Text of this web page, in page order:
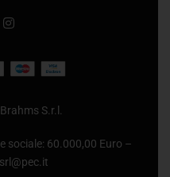
S.r.l.
sociale: 60.000,00 Euro –